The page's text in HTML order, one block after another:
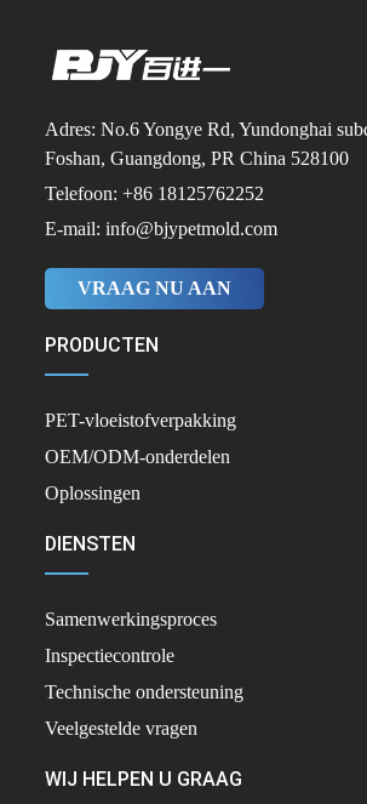
Adres: No.6 Yongye Rd, Yundonghai
Foshan, Guangdong, PR China 528100
Telefoon: +86 18125762252
E-mail: info@bjypetmold.com
VRAAG NU AAN
PRODUCTEN
PET-vloeistofverpakking
OEM/ODM-onderdelen
Oplossingen
DIENSTEN
Samenwerkingsproces
Inspectiecontrole
Technische ondersteuning
Veelgestelde vragen
WIJ HELPEN U GRAAG